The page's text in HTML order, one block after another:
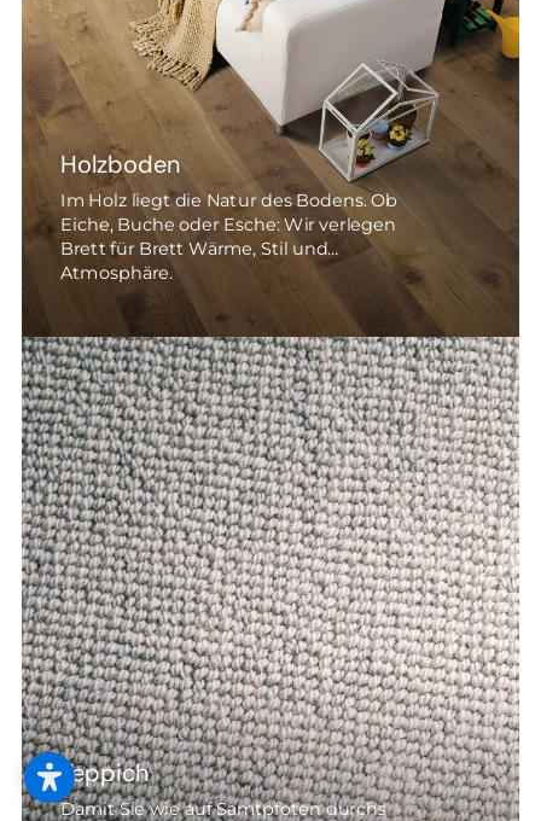
Holzboden
Im Holz liegt die Natur des Bodens. Ob
Eiche, Buche oder Esche: Wir verlegen
Brett für Brett Wärme, Stil und
Atmosphäre.
Teppich
Damit Sie wie auf Samtpfoten durchs